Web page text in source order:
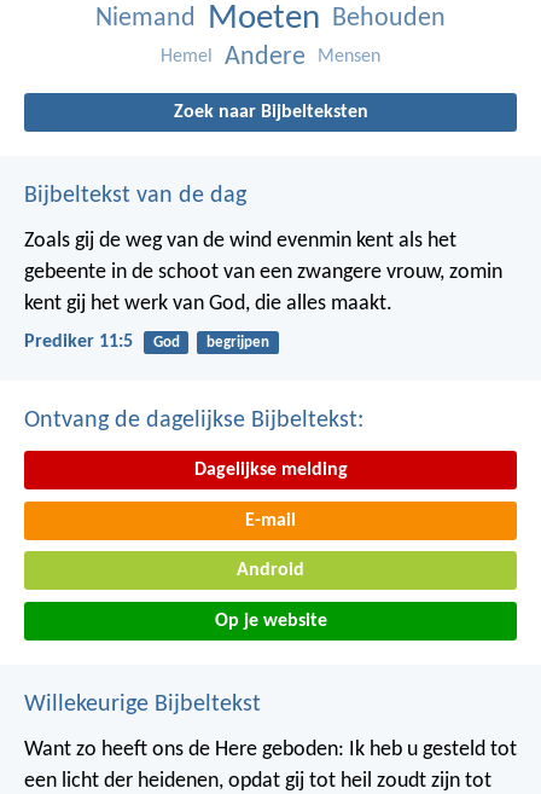
Niemand Moeten Behouden
Hemel Andere Mensen
Zoek naar Bijbelteksten
Bijbeltekst van de dag
Zoals gij de weg van de wind evenmin kent als het
gebeente in de schoot van een zwangere vrouw, zomin
kent gij het werk van God, die alles maakt.
Prediker 11:5 God begrijpen
Ontvang de dagelijkse Bijbeltekst:
Dagelijkse melding
E-mail
Android
Op je website
Willekeurige Bijbeltekst
Want zo heeft ons de Here geboden: Ik heb u gesteld tot
een licht der heidenen, opdat gij tot heil zoudt zijn tot